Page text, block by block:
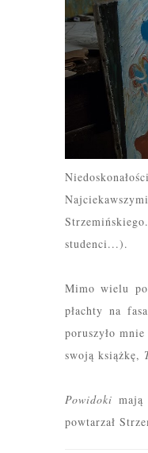
studenci...).
Mimo wielu
płachty na
poruszyło
swoją książkę,
Powidoki mają
powtarzał